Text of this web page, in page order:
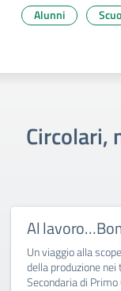
Alunni
Circolari,
Al
Un viaggio alla
della produzione
Secondaria di Primo